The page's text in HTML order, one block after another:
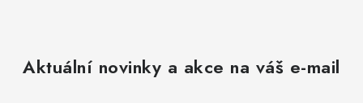
Aktuální novinky a akce na váš e-mail